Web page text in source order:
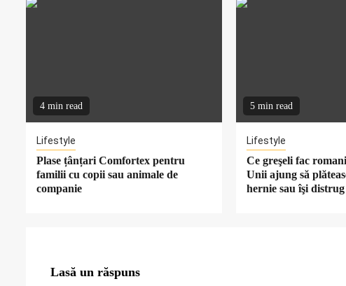
4 min read
Lifestyle
Plase țânțari Comfortex pentru
familii cu copii sau animale de
companie
5 min read
Lifestyle
Ce greşeli fac
Unii ajung să
hernie sau îşi
Lasă un răspuns